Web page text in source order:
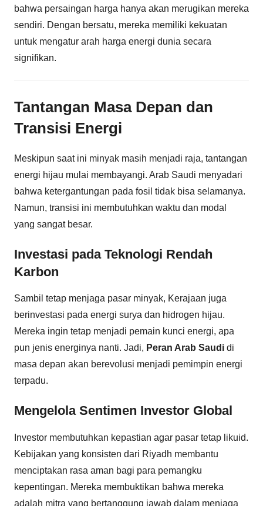
bahwa persaingan harga hanya akan merugikan mereka
sendiri. Dengan bersatu, mereka memiliki kekuatan
untuk mengatur arah harga energi dunia secara
signifikan.
Tantangan Masa Depan dan
Transisi Energi
Meskipun saat ini minyak masih menjadi raja, tantangan
energi hijau mulai membayangi. Arab Saudi menyadari
bahwa ketergantungan pada fosil tidak bisa selamanya.
Namun, transisi ini membutuhkan waktu dan modal
yang sangat besar.
Investasi pada Teknologi Rendah
Karbon
Sambil tetap menjaga pasar minyak, Kerajaan juga
berinvestasi pada energi surya dan hidrogen hijau.
Mereka ingin tetap menjadi pemain kunci energi, apa
pun jenis energinya nanti. Jadi, Peran Arab Saudi di
masa depan akan berevolusi menjadi pemimpin energi
terpadu.
Mengelola Sentimen Investor Global
Investor membutuhkan kepastian agar pasar tetap likuid.
Kebijakan yang konsisten dari Riyadh membantu
menciptakan rasa aman bagi para pemangku
kepentingan. Mereka membuktikan bahwa mereka
adalah mitra yang bertanggung jawab dalam menjaga